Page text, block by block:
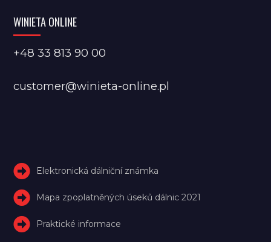
WINIETA ONLINE
+48 33 813 90 00
customer@winieta-online.pl
Elektronická dálniční známka
Mapa zpoplatněných úseků dálnic 2021
Praktické informace